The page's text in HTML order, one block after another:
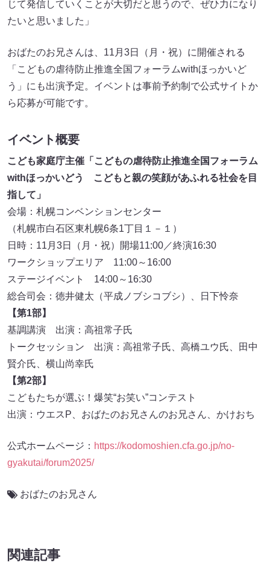
じて発信していくことが大切だと思うので、ぜひ力になり
たいと思いました」
おばたのお兄さんは、11月3日（月・祝）に開催される
「こどもの虐待防止推進全国フォーラムwithほっかいど
う」にも出演予定。イベントは事前予約制で公式サイトか
ら応募が可能です。
イベント概要
こども家庭庁主催「こどもの虐待防止推進全国フォーラム
withほっかいどう こどもと親の笑顔があふれる社会を目
指して」
会場：札幌コンベンションセンター
（札幌市白石区東札幌6条1丁目１－１）
日時：11月3日（月・祝）開場11:00／終演16:30
ワークショップエリア 11:00～16:00
ステージイベント 14:00～16:30
総合司会：徳井健太（平成ノブシコブシ）、日下怜奈
【第1部】
基調講演 出演：高祖常子氏
トークセッション 出演：高祖常子氏、高橋ユウ氏、田中
賢介氏、横山尚幸氏
【第2部】
こどもたちが選ぶ！爆笑“お笑い”コンテスト
出演：ウエスP、おばたのお兄さんのお兄さん、かけおち
公式ホームページ： https://kodomoshien.cfa.go.jp/no-
gyakutai/forum2025/
おばたのお兄さん
関連記事